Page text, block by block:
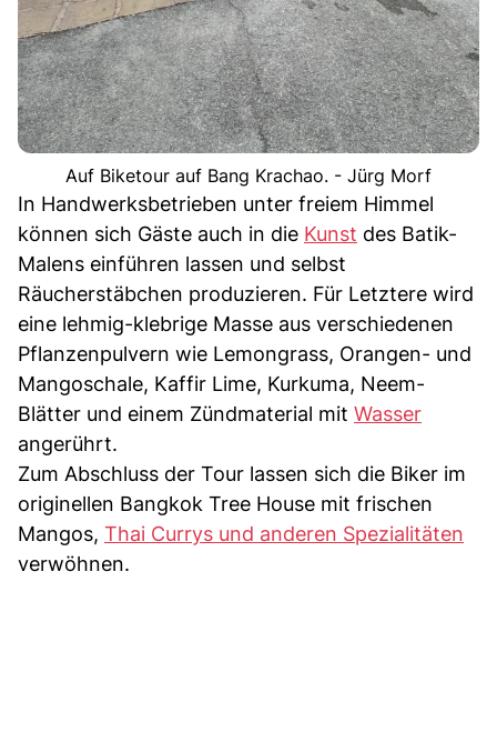
Auf Biketour auf Bang Krachao. - Jürg Morf
In Handwerksbetrieben unter freiem Himmel
können sich Gäste auch in die Kunst des Batik-
Malens einführen lassen und selbst
Räucherstäbchen produzieren. Für Letztere wird
eine lehmig-klebrige Masse aus verschiedenen
Pflanzenpulvern wie Lemongrass, Orangen- und
Mangoschale, Kaffir Lime, Kurkuma, Neem-
Blätter und einem Zündmaterial mit Wasser
angerührt.
Zum Abschluss der Tour lassen sich die Biker im
originellen Bangkok Tree House mit frischen
Mangos, Thai Currys und anderen Spezialitäten
verwöhnen.